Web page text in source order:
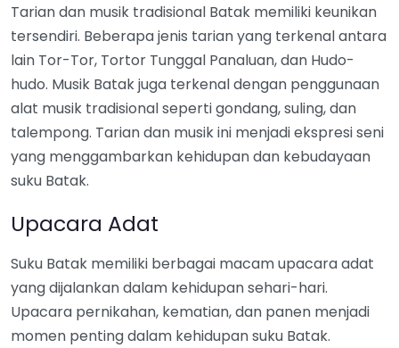
Tarian dan musik tradisional Batak memiliki keunikan
tersendiri. Beberapa jenis tarian yang terkenal antara
lain Tor-Tor, Tortor Tunggal Panaluan, dan Hudo-
hudo. Musik Batak juga terkenal dengan penggunaan
alat musik tradisional seperti gondang, suling, dan
talempong. Tarian dan musik ini menjadi ekspresi seni
yang menggambarkan kehidupan dan kebudayaan
suku Batak.
Upacara Adat
Suku Batak memiliki berbagai macam upacara adat
yang dijalankan dalam kehidupan sehari-hari.
Upacara pernikahan, kematian, dan panen menjadi
momen penting dalam kehidupan suku Batak.